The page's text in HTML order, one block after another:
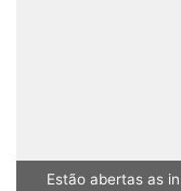
Estão abertas as